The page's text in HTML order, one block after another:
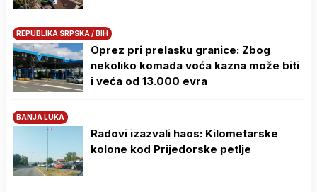
REPUBLIKA SRPSKA / BIH
Oprez pri prelasku granice: Zbog
nekoliko komada voća kazna može biti
i veća od 13.000 evra
BANJA LUKA
Radovi izazvali haos: Kilometarske
kolone kod Prijedorske petlje